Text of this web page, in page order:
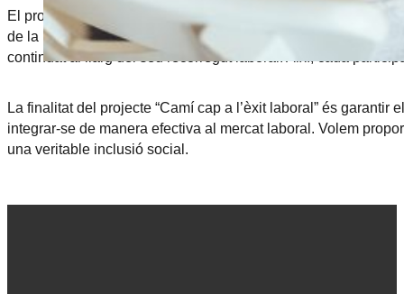
El projecte “Camí cap a l’èxit laboral” busca trencar
de la metodologia del Treball amb Suport (TAS), s’ofereix
continuat al llarg del seu recorregut laboral. Així, cada
La finalitat del projecte “Camí cap a l’èxit laboral” és
integrar-se de manera efectiva al mercat laboral. Volem
una veritable inclusió social.